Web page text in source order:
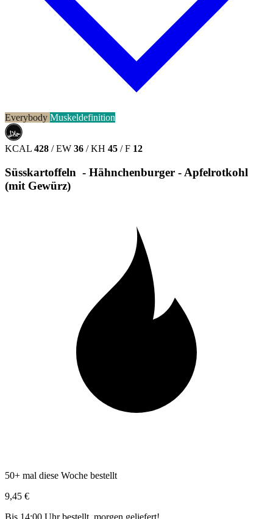
Everybody Muskeldefinition
حلال
HALAL
KCAL 428 / EW 36 / KH 45 / F 12
Süsskartoffeln - Hähnchenburger - Apfelrotkohl
(mit Gewürz)
50+ mal diese Woche bestellt
9,45 €
Bis 14:00 Uhr bestellt, morgen geliefert!